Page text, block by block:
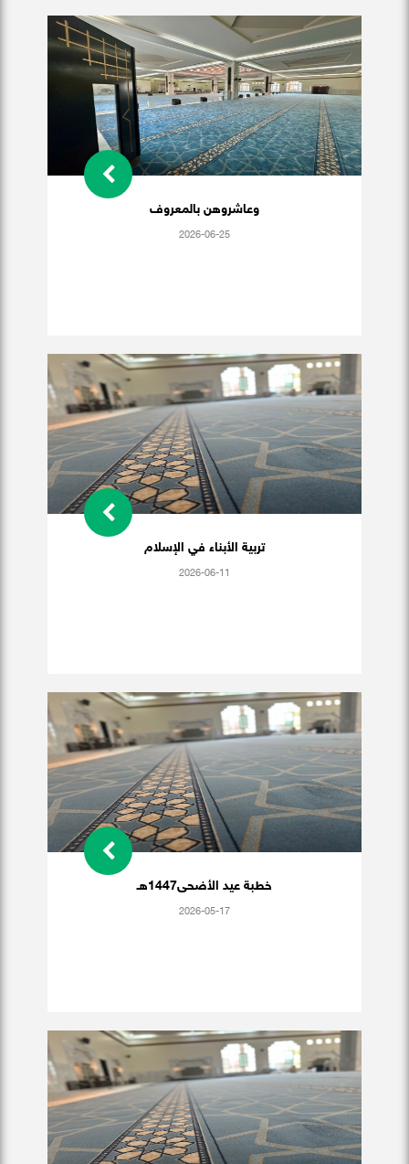
وعاشروهن بالمعروف
2026-06-25
تربية الأبناء في الإسلام
2026-06-11
خطبة عيد الأضحى1447هـ
2026-05-17